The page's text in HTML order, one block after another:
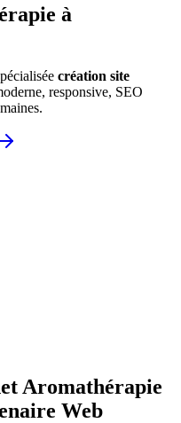
à
création site
responsive, SEO
Aromathérapie
Web